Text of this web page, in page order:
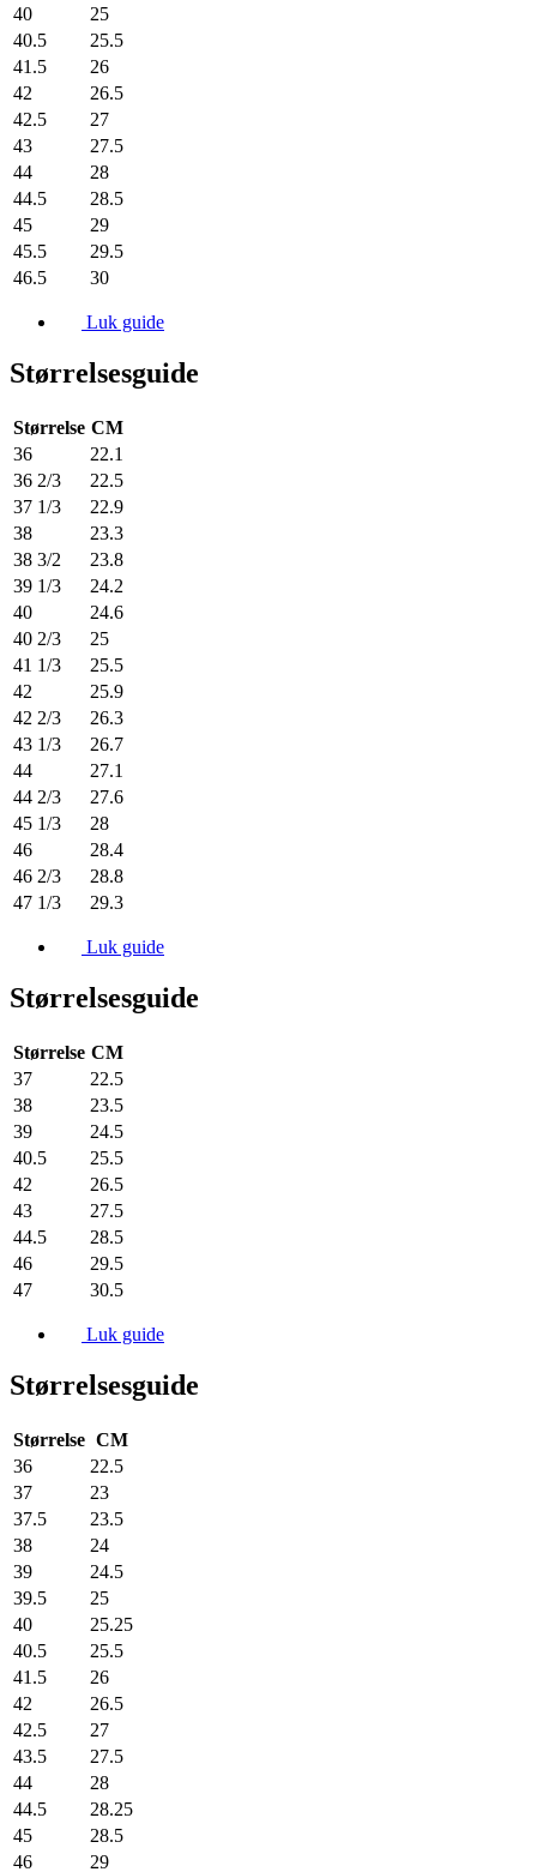
40
25
40.5
25.5
41.5
26
42
26.5
42.5
27
43
27.5
44
28
44.5
28.5
45
29
45.5
29.5
46.5
30
Luk guide
Størrelsesguide
Størrelse CM
36
22.1
36 2/3
22.5
37 1/3
22.9
38
23.3
38 3/2
23.8
39 1/3
24.2
40
24.6
40 2/3
25
41 1/3
25.5
42
25.9
42 2/3
26.3
43 1/3
26.7
44
27.1
44 2/3
27.6
45 1/3
28
46
28.4
46 2/3
28.8
47 1/3
29.3
Luk guide
Størrelsesguide
Størrelse CM
37
22.5
38
23.5
39
24.5
40.5
25.5
42
26.5
43
27.5
44.5
28.5
46
29.5
47
30.5
Luk guide
Størrelsesguide
Størrelse CM
36
22.5
37
23
37.5
23.5
38
24
39
24.5
39.5
25
40
25.25
40.5
25.5
41.5
26
42
26.5
42.5
27
43.5
27.5
44
28
44.5
28.25
45
28.5
46
29